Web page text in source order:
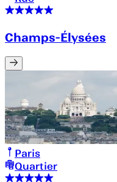
Champs-Élysées
Paris
Quartier